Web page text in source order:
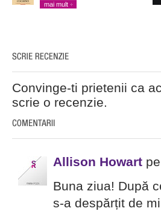
mai mult
Convinge-ti prietenii ca
scrie o recenzie.
Allison Howart
Buna ziua! După
s-a despărțit de